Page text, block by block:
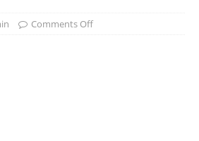
Comments Off